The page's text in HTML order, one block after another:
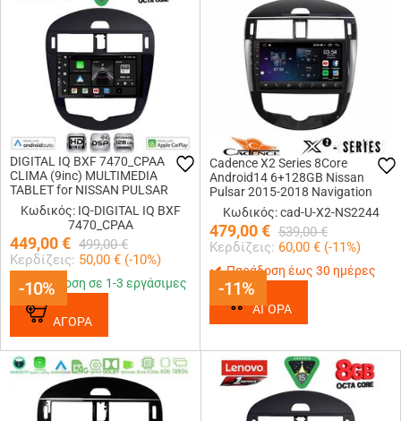
-10%
DIGITAL IQ BXF 7470_CPAA
CLIMA (9inc) MULTIMEDIA
TABLET for NISSAN PULSAR
mod. 2014-2020
Κωδικός: IQ-DIGITAL IQ BXF
7470_CPAA
449,00€ 499,00 €
Κερδίζεις: 50,00 € (-10%)
-10%
Παράδοση σε 1-3 εργάσιμες
ΑΓΟΡΑ
-11%
Cadence X2 Series 8Core
Android14 6+128GB Nissan
Pulsar 2015-2018 Navigation
Multimedia Tablet 9
Κωδικός: cad-U-X2-NS2244
479,00€ 539,00 €
Κερδίζεις: 60,00 € (-11%)
-11%
Παράδοση έως 30 ημέρες
ΑΓΟΡΑ